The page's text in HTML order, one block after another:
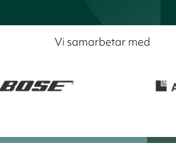
Vi samarbetar med